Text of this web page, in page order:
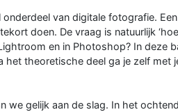
onderdeel van digitale fotografie.
doen. De vraag is natuurlijk
en in Photoshop? In deze
het theoretische deel ga je zelf met
we gelijk aan de slag. In het